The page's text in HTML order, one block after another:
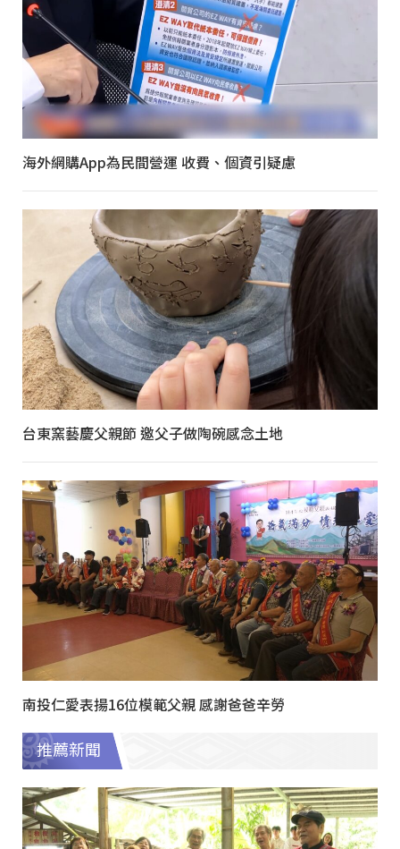
海外網購App為民間營運 收費、個資引疑慮
台東窯藝慶父親節 邀父子做陶碗感念土地
南投仁愛表揚16位模範父親 感謝爸爸辛勞
推薦新聞